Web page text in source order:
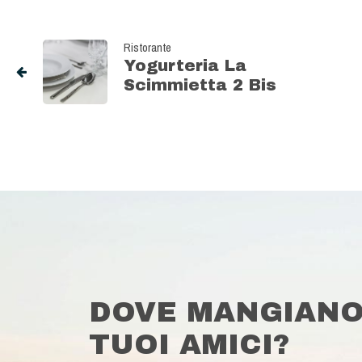
Ristorante
Yogurteria La
Scimmietta 2 Bis
DOVE
TUOI AMICI?